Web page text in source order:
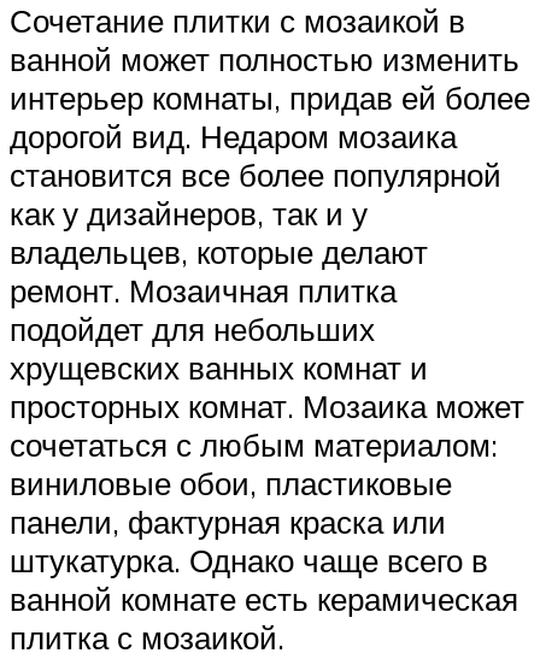
Сочетание плитки с мозаикой в ​​
ванной может полностью изменить
интерьер комнаты, придав ей более
дорогой вид. Недаром мозаика
становится все более популярной
как у дизайнеров, так и у
владельцев, которые делают
ремонт. Мозаичная плитка
подойдет для небольших
хрущевских ванных комнат и
просторных комнат. Мозаика может
сочетаться с любым материалом:
виниловые обои, пластиковые
панели, фактурная краска или
штукатурка. Однако чаще всего в
ванной комнате есть керамическая
плитка с мозаикой.